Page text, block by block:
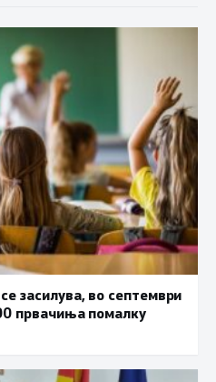
засилува, во септември
првачиња помалку